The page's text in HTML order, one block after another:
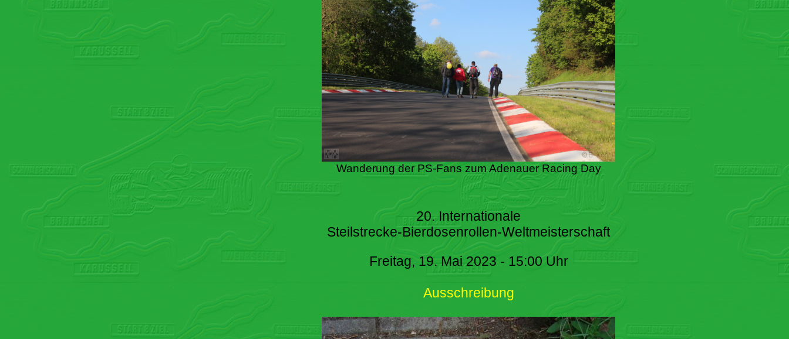
Wanderung der PS-Fans zum Adenauer Racing Day
20. Internationale
Steilstrecke-Bierdosenrollen-Weltmeisterschaft
Freitag, 19. Mai 2023 - 15:00 Uhr
Ausschreibung